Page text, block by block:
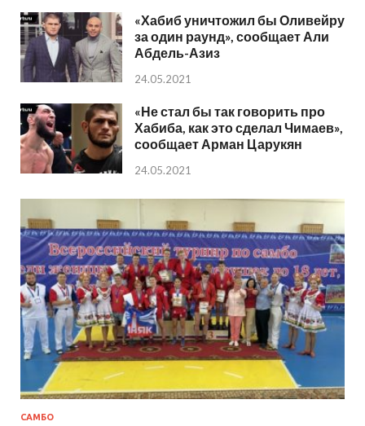
«Хабиб уничтожил бы Оливейру
за один раунд», сообщает Али
Абдель-Азиз
24.05.2021
«Не стал бы так говорить про
Хабиба, как это сделал Чимаев»,
сообщает Арман Царукян
24.05.2021
САМБО